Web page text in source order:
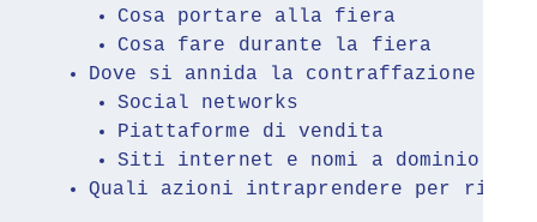
Cosa portare alla fiera
Cosa fare durante la fiera
Dove si annida la contraffazione
Social networks
Piattaforme di vendita
Siti internet e nomi a dominio
Quali azioni intraprendere per